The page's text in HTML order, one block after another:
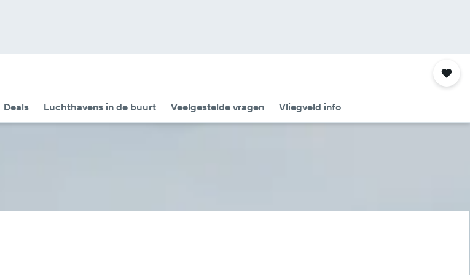
Deals Luchthavens in de buurt Veelgestelde vragen Vliegveld info